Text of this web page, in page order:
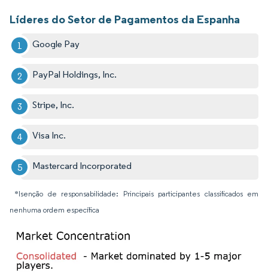
Líderes do Setor de Pagamentos da Espanha
Google Pay
PayPal Holdings, Inc.
Stripe, Inc.
Visa Inc.
Mastercard Incorporated
*Isenção de responsabilidade: Principais participantes classificados em
nenhuma ordem específica